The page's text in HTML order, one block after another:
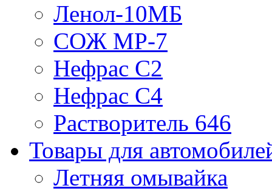
Ленол-10МБ
СОЖ МР-7
Нефрас С2
Нефрас С4
Растворитель 646
Товары для
Летняя омывайка